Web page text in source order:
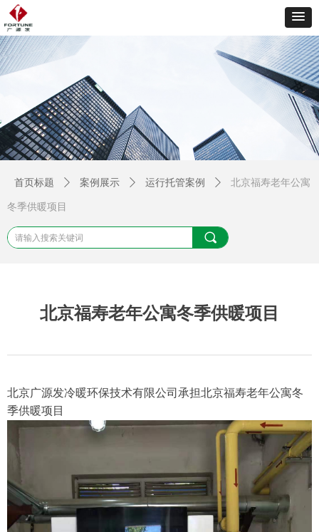
北京福寿老年公寓冬季供暖项目
北京广源发冷暖环保技术有限公司承担北京福寿老年公寓冬
季供暖项目
首页标题 ꄲ 案例展示 ꄲ 运行托管案例 ꄲ 北京福寿老年公寓
冬季供暖项目
끠